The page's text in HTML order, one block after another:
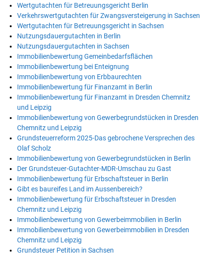
Wertgutachten für Betreuungsgericht Berlin
Verkehrswertgutachten für Zwangsversteigerung in Sachsen
Wertgutachten für Betreuungsgericht in Sachsen
Nutzungsdauergutachten in Berlin
Nutzungsdauergutachten in Sachsen
Immobilienbewertung Gemeinbedarfsflächen
Immobilienbewertung bei Enteignung
Immobilienbewertung von Erbbaurechten
Immobilienbewertung für Finanzamt in Berlin
Immobilienbewertung für Finanzamt in Dresden Chemnitz
und Leipzig
Immobilienbewertung von Gewerbegrundstücken in Dresden
Chemnitz und Leipzig
Grundsteuerreform 2025-Das gebrochene Versprechen des
Olaf Scholz
Immobilienbewertung von Gewerbegrundstücken in Berlin
Der Grundsteuer-Gutachter-MDR-Umschau zu Gast
Immobilienbewertung für Erbschaftsteuer in Berlin
Gibt es baureifes Land im Aussenbereich?
Immobilienbewertung für Erbschaftsteuer in Dresden
Chemnitz und Leipzig
Immobilienbewertung von Gewerbeimmobilien in Berlin
Immobilienbewertung von Gewerbeimmobilien in Dresden
Chemnitz und Leipzig
Grundsteuer Petition in Sachsen